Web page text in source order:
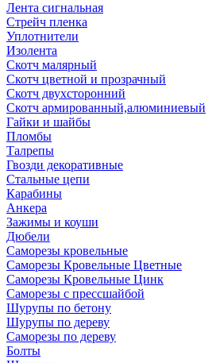
Лента сигнальная
Стрейч пленка
Уплотнители
Изолента
Скотч малярный
Скотч цветной и прозрачный
Скотч двухсторонний
Скотч армированный,алюминиевый
Гайки и шайбы
Пломбы
Талрепы
Гвозди декоративные
Стальные цепи
Карабины
Анкера
Зажимы и коуши
Дюбели
Саморезы кровельные
Саморезы Кровельные Цветные
Саморезы Кровельные Цинк
Саморезы с прессшайбой
Шурупы по бетону
Шурупы по дереву
Саморезы по дереву
Болты